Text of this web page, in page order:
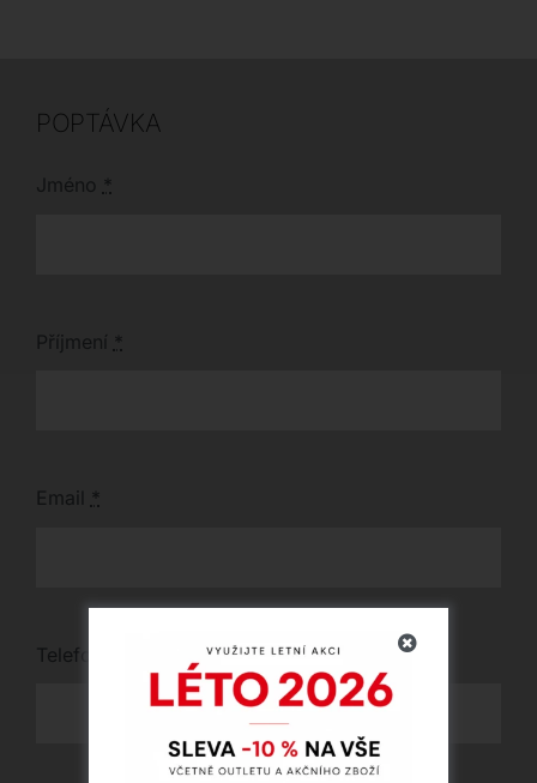
dispozici ihned za
akční cenu.
POPTÁVKA
Jméno *
Příjmení *
Email *
Telefon